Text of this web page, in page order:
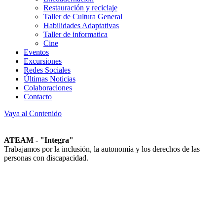
Restauración y reciclaje
Taller de Cultura General
Habilidades Adaptativas
Taller de informatica
Cine
Eventos
Excursiones
Redes Sociales
Últimas Noticias
Colaboraciones
Contacto
Vaya al Contenido
ATEAM - "Integra"
Trabajamos por la inclusión, la autonomía y los derechos de las
personas con discapacidad.